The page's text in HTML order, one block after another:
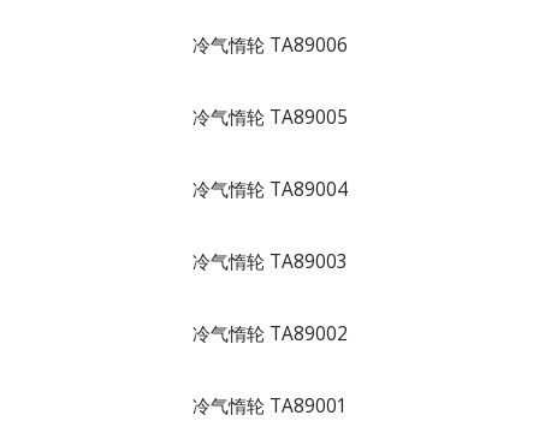
冷气惰轮 TA89006
冷气惰轮 TA89005
冷气惰轮 TA89004
冷气惰轮 TA89003
冷气惰轮 TA89002
冷气惰轮 TA89001